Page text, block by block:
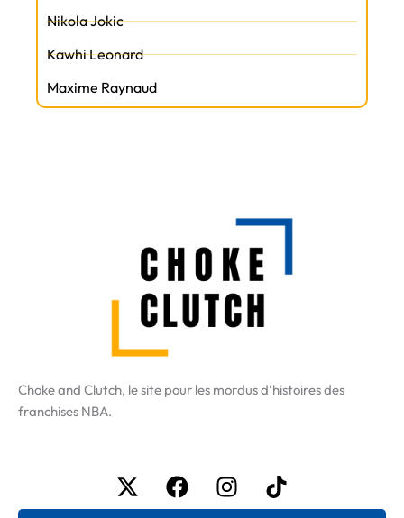
Nikola Jokic
Kawhi Leonard
Maxime Raynaud
Choke and Clutch, le site pour les mordus d’histoires des
franchises NBA.
X-
twitter
FacebookInstagram
Tiktok